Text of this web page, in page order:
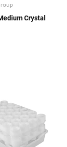
Crystal